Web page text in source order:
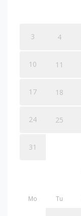
3 4
10 11
17 18
24 25
31
Mo Tu